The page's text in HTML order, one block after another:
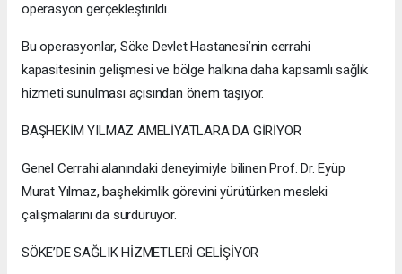
operasyon gerçekleştirildi.
Bu operasyonlar, Söke Devlet Hastanesi’nin cerrahi
kapasitesinin gelişmesi ve bölge halkına daha kapsamlı sağlık
hizmeti sunulması açısından önem taşıyor.
BAŞHEKİM YILMAZ AMELİYATLARA DA GİRİYOR
Genel Cerrahi alanındaki deneyimiyle bilinen Prof. Dr. Eyüp
Murat Yılmaz, başhekimlik görevini yürütürken mesleki
çalışmalarını da sürdürüyor.
SÖKE’DE SAĞLIK HİZMETLERİ GELİŞİYOR